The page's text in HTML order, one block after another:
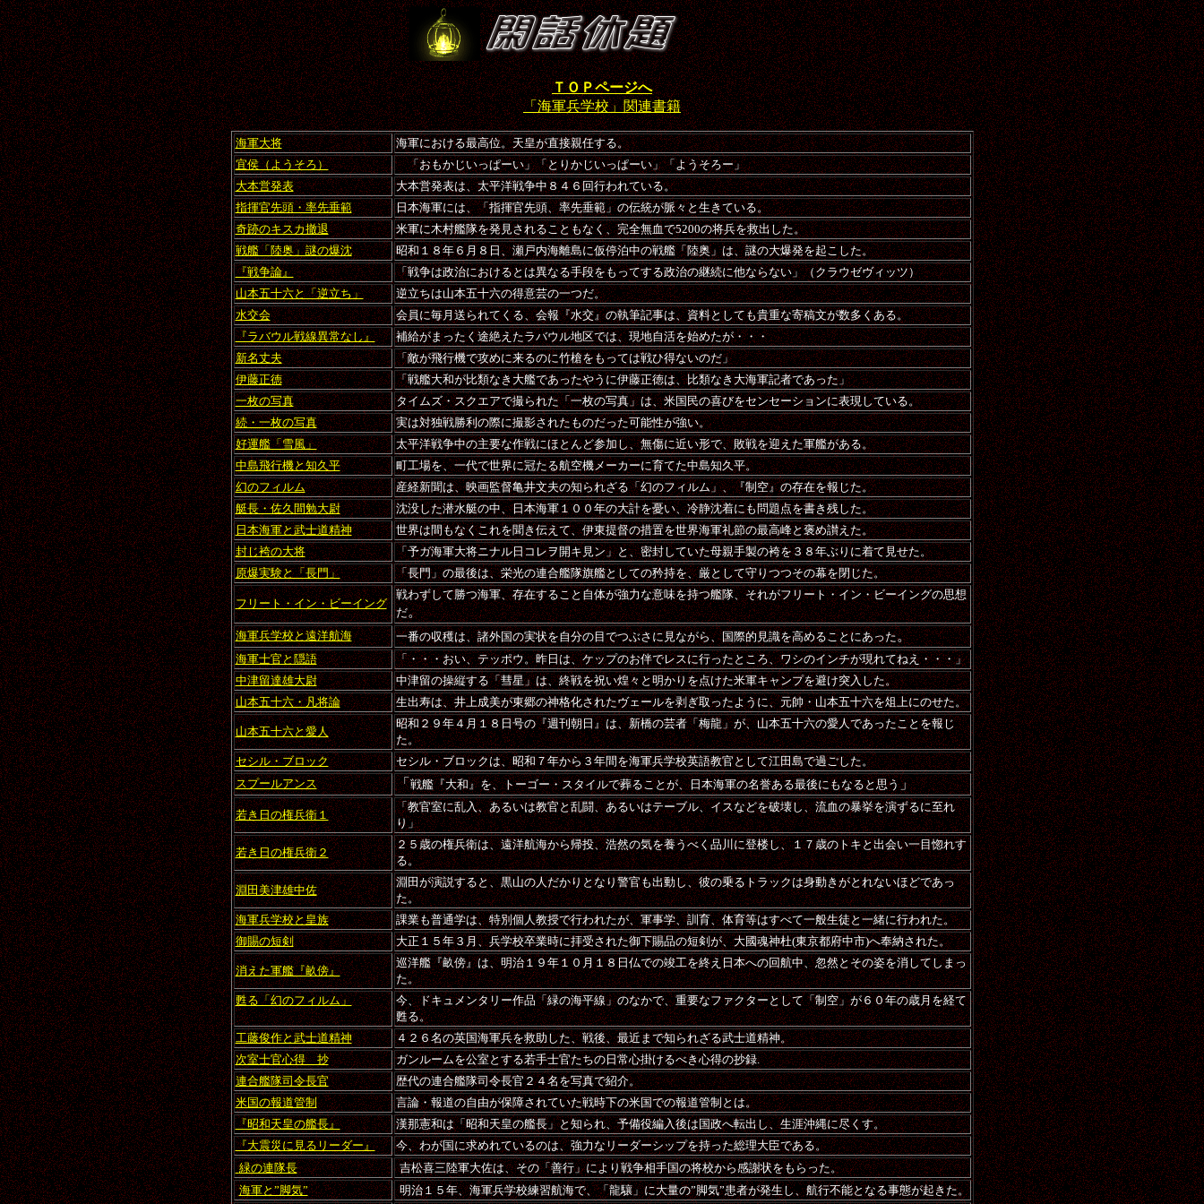
ＴＯＰページへ
「海軍兵学校」関連書籍
海軍大将
海軍における最高位。天皇が直接親任する。
宜侯（ようそろ）
「おもかじいっぱーい」「とりかじいっぱーい」「ようそろー」
大本営発表
大本営発表は、太平洋戦争中８４６回行われている。
指揮官先頭・率先垂範
日本海軍には、「指揮官先頭、率先垂範」の伝統が脈々と生きている。
奇跡のキスカ撤退
米軍に木村艦隊を発見されることもなく、完全無血で5200の将兵を救出した。
戦艦「陸奥」謎の爆沈
昭和１８年６月８日、瀬戸内海離島に仮停泊中の戦艦「陸奥」は、謎の大爆発を起こした。
『戦争論』
「戦争は政治におけるとは異なる手段をもってする政治の継続に他ならない」（クラウゼヴィッツ）
山本五十六と「逆立ち」
逆立ちは山本五十六の得意芸の一つだ。
水交会
会員に毎月送られてくる、会報『水交』の執筆記事は、資料としても貴重な寄稿文が数多くある。
『ラバウル戦線異常なし』
補給がまったく途絶えたラバウル地区では、現地自活を始めたが・・・
新名丈夫
「敵が飛行機で攻めに来るのに竹槍をもっては戦ひ得ないのだ」
伊藤正徳
「戦艦大和が比類なき大艦であったやうに伊藤正徳は、比類なき大海軍記者であった」
一枚の写真
タイムズ・スクエアで撮られた「一枚の写真」は、米国民の喜びをセンセーションに表現している。
続・一枚の写真
実は対独戦勝利の際に撮影されたものだった可能性が強い。
好運艦「雪風」
太平洋戦争中の主要な作戦にほとんど参加し、無傷に近い形で、敗戦を迎えた軍艦がある。
中島飛行機と知久平
町工場を、一代で世界に冠たる航空機メーカーに育てた中島知久平。
幻のフィルム
産経新聞は、映画監督亀井文夫の知られざる「幻のフィルム」、『制空』の存在を報じた。
艇長・佐久間勉大尉
沈没した潜水艇の中、日本海軍１００年の大計を憂い、冷静沈着にも問題点を書き残した。
日本海軍と武士道精神
世界は間もなくこれを聞き伝えて、伊東提督の措置を世界海軍礼節の最高峰と褒め讃えた。
封じ袴の大将
「予ガ海軍大将ニナル日コレヲ開キ見ン」と、密封していた母親手製の袴を３８年ぶりに着て見せた。
原爆実験と「長門」
「長門」の最後は、栄光の連合艦隊旗艦としての矜持を、厳として守りつつその幕を閉じた。
フリート・イン・ビーイング
戦わずして勝つ海軍、存在すること自体が強力な意味を持つ艦隊、それがフリート・イン・ビーイングの思想
だ。
海軍兵学校と遠洋航海 一番の収穫は、諸外国の実状を自分の目でつぶさに見ながら、国際的見識を高めることにあった。
海軍士官と隠語
「・・・おい、テッポウ。昨日は、ケップのお伴でレスに行ったところ、ワシのインチが現れてねえ・・・」
中津留達雄大尉
中津留の操縦する「彗星」は、終戦を祝い煌々と明かりを点けた米軍キャンプを避け突入した。
山本五十六・凡将論
生出寿は、井上成美が東郷の神格化されたヴェールを剥ぎ取ったように、元帥・山本五十六を俎上にのせた。
山本五十六と愛人
昭和２９年４月１８日号の『週刊朝日』は、新橋の芸者「梅龍」が、山本五十六の愛人であったことを報じ
た。
セシル・ブロック
セシル・ブロックは、昭和７年から３年間を海軍兵学校英語教官として江田島で過ごした。
スプールアンス
「戦艦『大和』を、トーゴー・スタイルで葬ることが、日本海軍の名誉ある最後にもなると思う」
若き日の権兵衛１
「教官室に乱入、あるいは教官と乱闘、あるいはテーブル、イスなどを破壊し、流血の暴挙を演ずるに至れ
り」
若き日の権兵衛２
２５歳の権兵衛は、遠洋航海から帰投、浩然の気を養うべく品川に登楼し、１７歳のトキと出会い一目惚れす
る。
淵田美津雄中佐
淵田が演説すると、黒山の人だかりとなり警官も出動し、彼の乗るトラックは身動きがとれないほどであっ
た。
海軍兵学校と皇族
課業も普通学は、特別個人教授で行われたが、軍事学、訓育、体育等はすべて一般生徒と一緒に行われた。
御賜の短剣
大正１５年３月、兵学校卒業時に拝受された御下賜品の短剣が、大國魂神杜(東京都府中市)へ奉納された。
消えた軍艦『畝傍』
巡洋艦『畝傍』は、明治１９年１０月１８日仏での竣工を終え日本への回航中、忽然とその姿を消してしまっ
た。
甦る「幻のフィルム」
今、ドキュメンタリー作品「緑の海平線」のなかで、重要なファクターとして「制空」が６０年の歳月を経て
甦る。
工藤俊作と武士道精神
４２６名の英国海軍兵を救助した、戦後、最近まで知られざる武士道精神。
次室士官心得 抄
ガンルームを公室とする若手士官たちの日常心掛けるべき心得の抄録.
連合艦隊司令長官
歴代の連合艦隊司令長官２４名を写真で紹介。
米国の報道管制
言論・報道の自由が保障されていた戦時下の米国での報道管制とは。
『昭和天皇の艦長』
漢那憲和は「昭和天皇の艦長」と知られ、予備役編入後は国政へ転出し、生涯沖縄に尽くす。
『大震災に見るリーダー』
今、わが国に求めれているのは、強力なリーダーシップを持った総理大臣である。
緑の連隊長
吉松喜三陸軍大佐は、その「善行」により戦争相手国の将校から感謝状をもらった。
海軍と”脚気”
明治１５年、海軍兵学校練習航海で、「龍驤」に大量の”脚気”患者が発生し、航行不能となる事態が起きた。